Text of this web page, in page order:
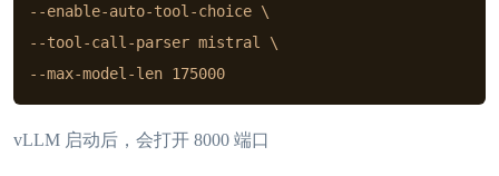
--enable-auto-tool-choice \
--tool-call-parser mistral \
--max-model-len 175000
vLLM 启动后，会打开 8000 端口